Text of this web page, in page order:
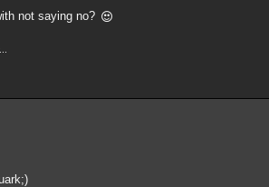
not saying no?